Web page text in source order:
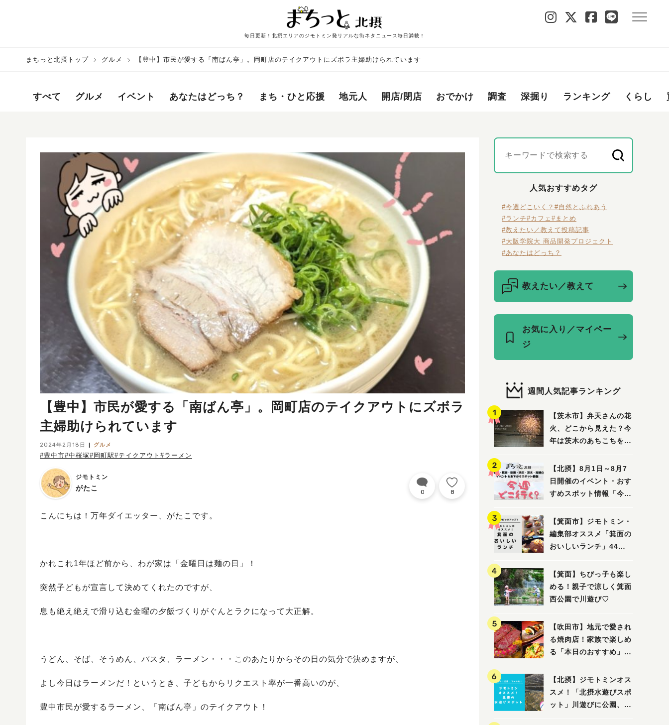
毎日更新！北摂エリアのジモトミン発リアルな街ネタニュース毎日満載！
まちっと北摂トップ グルメ 【豊中】市民が愛する「南ばん亭」。岡町店のテイクアウトにズボラ主婦助けられています
すべて グルメ イベント あなたはどっち？ まち・ひと応援 地元人 開店/閉店 おでかけ 調査 深掘り ランキング くらし
【豊中】市民が愛する「南ばん亭」。岡町店のテイクアウトにズボラ
主婦助けられています
2024年2月18日 グルメ
#豊中市#中桜塚#岡町駅#テイクアウト #ラーメン
ジモトミン
がたこ 0 8
こんにちは！万年ダイエッター、がたこです。
かれこれ1年ほど前から、わが家は「金曜日は麺の日」！
突然子どもが宣言して決めてくれたのですが、
息も絶え絶えで滑り込む金曜の夕飯づくりがぐんとラクになって大正解。
うどん、そば、そうめん、パスタ、ラーメン・・・このあたりからその日の気分で決めますが、
よし今日はラーメンだ！というとき、子どもからリクエスト率が一番高いのが、
豊中市民が愛するラーメン、「南ばん亭」のテイクアウト！
人気おすすめタグ
#今週どこいく？ #自然とふれあう
#ランチ#カフェ #まとめ
#教えたい／教えて投稿記事
#大阪学院大 商品開発プロジェクト
#あなたはどっち？
教えたい／教えて
お気に入り／マイペー
ジ
週間人気記事ランキング
【茨木市】弁天さんの花
火、どこから見えた？今
年は茨木のあちこちを巡
【北摂】8月1日～8月7
日開催のイベント・おす
すめスポット情報「今週
面・吹田・池田・茨木・
高槻）
【箕面市】ジモトミン・
編集部オススメ「箕面の
おいしいランチ」44
から穴場まで！〜
【箕面】ちびっ子も楽し
める！親子で涼しく箕面
西公園で川遊び♡
【吹田市】地元で愛され
る焼肉店！家族で楽しめ
る「本日のおすすめ」で
【北摂】ジモトミンオス
スメ！「北摂水遊びスポ
ット」川遊びに公園、プ